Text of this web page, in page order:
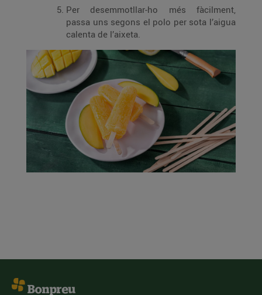
Per desemmotllar-ho més fàcilment,
passa uns segons el polo per sota l’aigua
calenta de l’aixeta.